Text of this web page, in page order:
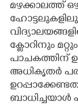
മഴക്കാലത്ത്
ക്ളോറിനും
പാചകത്തിന്
അധികൃതർ
ബാധിച്ചയാൾ